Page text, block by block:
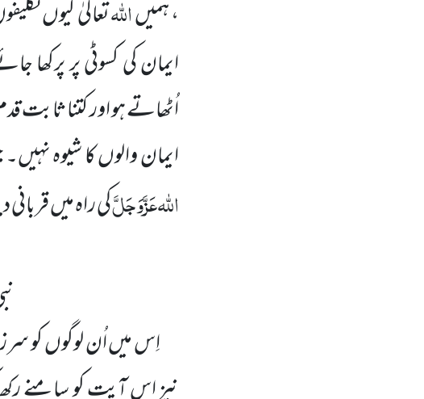
، ہمیںاللہتعالیٰ کیوں
ایمان کی کسوٹی پر پرکھا
اُٹھاتے ہو اور کتناثابت قدم
ایمان والوں کا شیوہ
اللہعَزَّوَجَلَّکی راہ میں
اِس میں اُن لوگوں کو
نیز اس آیت کو سامنے رکھ